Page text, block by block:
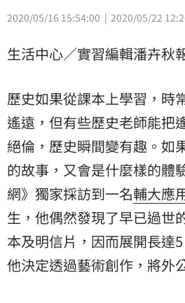
2020/05/16 15:54:00 2020/05/22
生活中心／實習編輯潘卉秋
歷史如果從課本上學習，時
遙遠，但有些歷史老師能把
絕倫，歷史瞬間變有趣。如
的故事，又會是什麼樣的體
網》獨家採訪到一名輔大應
生，他偶然發現了早已過世
本及明信片，因而展開長達
他決定透過藝術創作，將外